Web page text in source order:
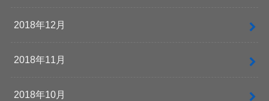
2018年12月
2018年11月
2018年10月